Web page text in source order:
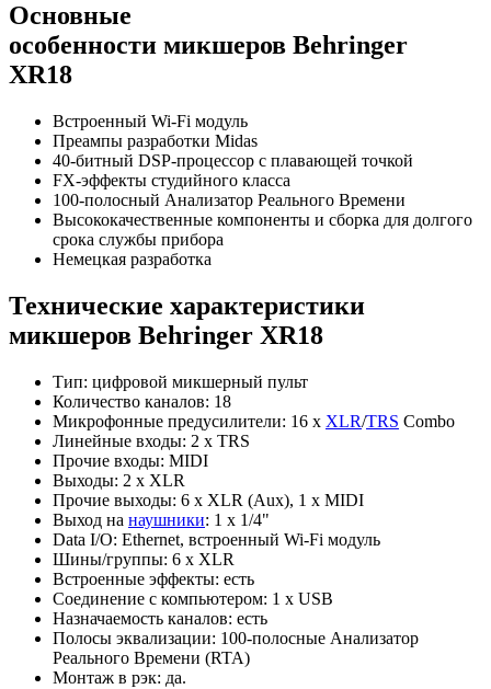
Основные
особенности микшеров Behringer
XR18
Встроенный Wi-Fi модуль
Преампы разработки Midas
40-битный DSP-процессор с плавающей точкой
FX-эффекты студийного класса
100-полосный Анализатор Реального Времени
Высококачественные компоненты и сборка для долгого
срока службы прибора
Немецкая разработка
Технические характеристики
микшеров Behringer XR18
Тип: цифровой микшерный пульт
Количество каналов: 18
Микрофонные предусилители: 16 х XLR/TRS Combo
Линейные входы: 2 х TRS
Прочие входы: MIDI
Выходы: 2 х XLR
Прочие выходы: 6 х XLR (Aux), 1 х MIDI
Выход на наушники: 1 х 1/4"
Data I/O: Ethernet, встроенный Wi-Fi модуль
Шины/группы: 6 х XLR
Встроенные эффекты: есть
Соединение с компьютером: 1 х USB
Назначаемость каналов: есть
Полосы эквализации: 100-полосные Анализатор
Реального Времени (RTA)
Монтаж в рэк: да.